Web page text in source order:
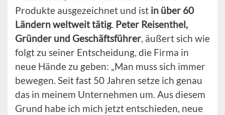
Produkte ausgezeichnet und ist in über 60
Ländern weltweit tätig. Peter Reisenthel,
Gründer und Geschäftsführer, äußert sich wie
folgt zu seiner Entscheidung, die Firma in
neue Hände zu geben: „Man muss sich immer
bewegen. Seit fast 50 Jahren setze ich genau
das in meinem Unternehmen um. Aus diesem
Grund habe ich mich jetzt entschieden, neue